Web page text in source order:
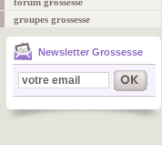
groupes grossesse
Newsletter Grossesse